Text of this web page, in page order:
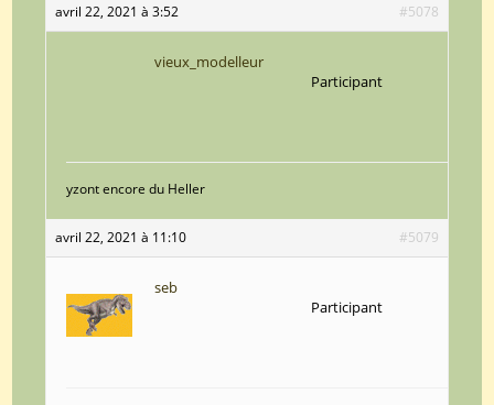
avril 22, 2021 à 3:52 #5078
vieux_modelleur
Participant
yzont encore du Heller
avril 22, 2021 à 11:10 #5079
seb
Participant